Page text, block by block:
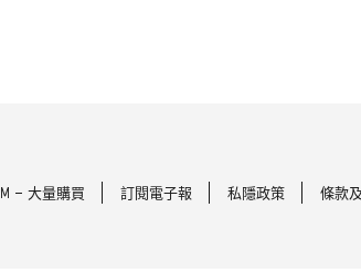
- 大量購買 訂閱電子報 私隱政策 條款